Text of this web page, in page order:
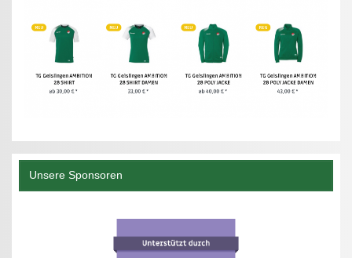
Unsere Sponsoren